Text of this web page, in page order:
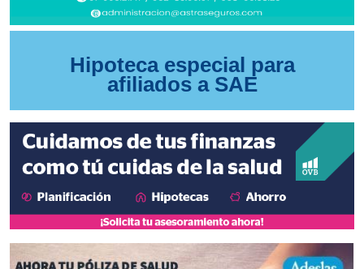
Hipoteca especial para
afiliados a SAE